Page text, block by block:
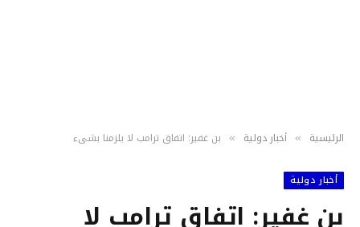
الرئيسية » أخبار دولية » بن غفير: اتفاق ترامب لا يلزمنا بشيء
أخبار دولية
بن غفير: اتفاق ترامب لا